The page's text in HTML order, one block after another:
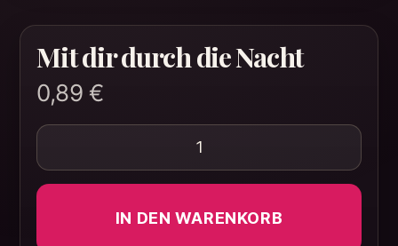
Mit dir durch die Nacht
0,89 €
Mit dir durch die Nacht Menge
IN DEN WARENKORB